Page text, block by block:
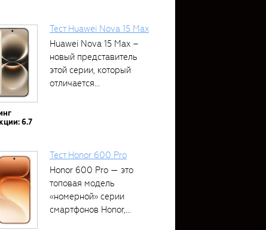
6.7
Тест Huawei Nova 15 Max
Huawei Nova 15 Max –
новый представитель
этой серии, который
отличается...
Тест Honor 600 Pro
Honor 600 Pro — это
топовая модель
«номерной» серии
смартфонов Honor,...